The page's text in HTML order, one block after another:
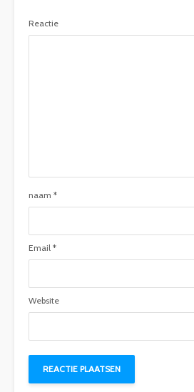
Reactie
naam *
Email *
Website